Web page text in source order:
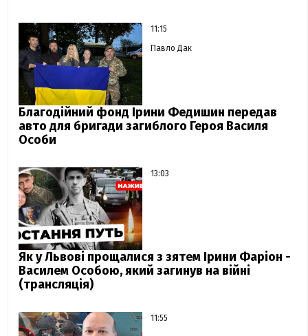
11:15
Павло Дак
Благодійний фонд Ірини Федишин передав
авто для бригади загиблого Героя Василя
Особи
13:03
Як у Львові прощалися з зятем Ірини Фаріон -
Василем Особою, який загинув на війні
(трансляція)
11:55